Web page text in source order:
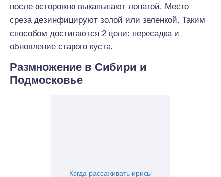
после осторожно выкапывают лопатой. Место
среза дезинфицируют золой или зеленкой. Таким
способом достигаются 2 цели: пересадка и
обновление старого куста.
Размножение в Сибири и
Подмосковье
Когда рассаживать ирисы